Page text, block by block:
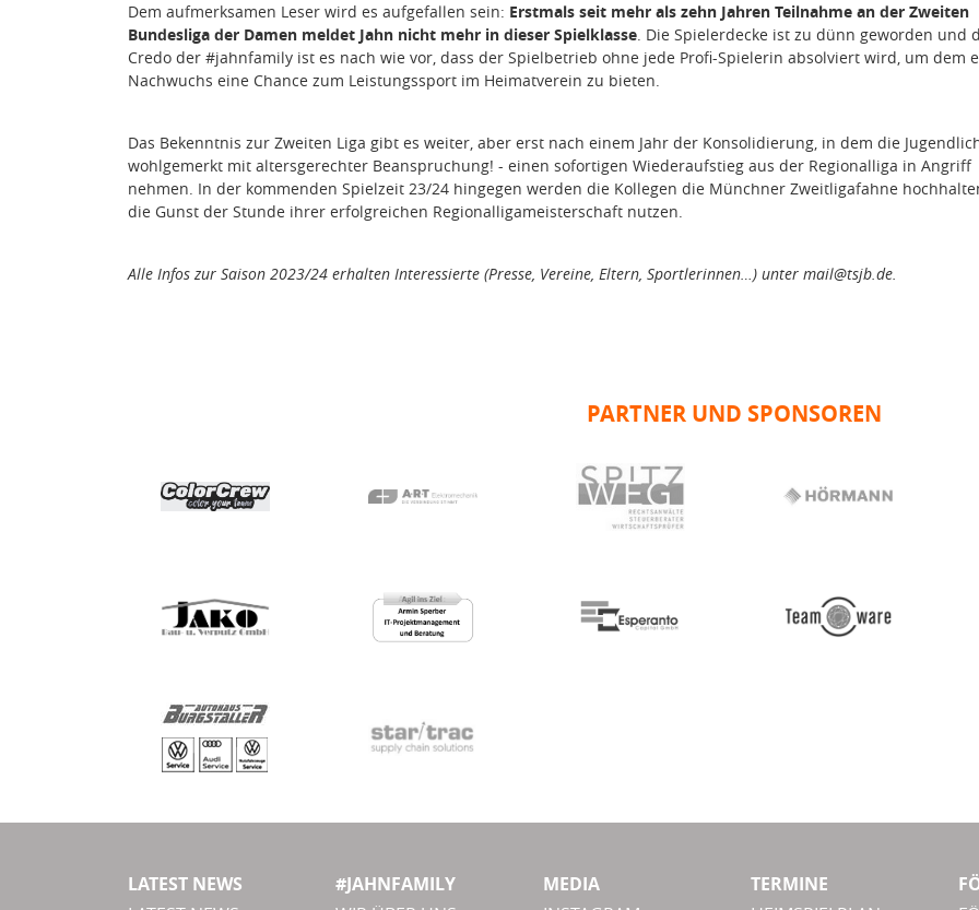
Dem aufmerksamen Leser wird es aufgefallen sein: Erstmals seit mehr als zehn Jahren Teilnahme an der Zweiten
Bundesliga der Damen meldet Jahn nicht mehr in dieser Spielklasse. Die Spielerdecke ist zu dünn geworden und
Credo der #jahnfamily ist es nach wie vor, dass der Spielbetrieb ohne jede Profi-Spielerin absolviert wird, um dem
Nachwuchs eine Chance zum Leistungssport im Heimatverein zu bieten.
Das Bekenntnis zur Zweiten Liga gibt es weiter, aber erst nach einem Jahr der Konsolidierung, in dem die
wohlgemerkt mit altersgerechter Beanspruchung! - einen sofortigen Wiederaufstieg aus der Regionalliga in Angriff
nehmen. In der kommenden Spielzeit 23/24 hingegen werden die Kollegen die Münchner Zweitligafahne
die Gunst der Stunde ihrer erfolgreichen Regionalligameisterschaft nutzen.
Alle Infos zur Saison 2023/24 erhalten Interessierte (Presse, Vereine, Eltern, Sportlerinnen…) unter mail@tsjb.de.
PARTNER UND SPONSOREN
LATEST NEWS
#JAHNFAMILY
MEDIA
TERMINE